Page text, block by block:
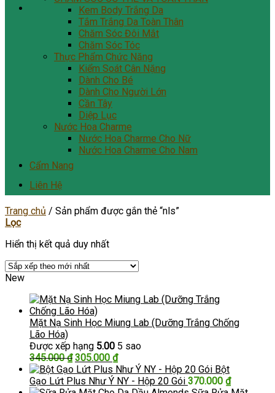
Kem Body Trắng Da
Tắm Trắng Da Toàn Thân
Chăm Sóc Đôi Mắt
Chăm Sóc Tóc
Thực Phẩm Chức Năng
Kiểm Soát Cân Nặng
Dành Cho Bé
Dành Cho Người Lớn
Cần Tây
Diệp Lục
Nước Hoa Charme
Nước Hoa Charme Cho Nữ
Nước Hoa Charme Cho Nam
Cẩm Nang
Liên Hệ
Trang chủ / Sản phẩm được gắn thẻ “nls”
Lọc
Hiển thị kết quả duy nhất
New
Mặt Nạ Sinh Học Miung Lab (Dưỡng Trắng Chống
Lão Hóa)
Được xếp hạng 5.00 5 sao
345.000₫ Giá
gốc
là:
305.000 ₫Giá
hiện
tại
Bột
Gạo Lứt Plus Như Ý NY - Hộp 20 Gói 370.000 ₫